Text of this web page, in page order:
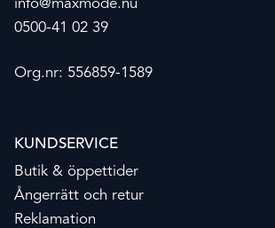
info@maxmode.nu
0500-41 02 39
Org.nr: 556859-1589
KUNDSERVICE
Butik & öppettider
Ångerrätt och retur
Reklamation